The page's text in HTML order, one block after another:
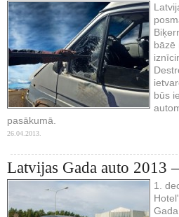
bāzē
būs
pasākumā.
26.04.2013.
Latvijas Gada auto 2013
1.